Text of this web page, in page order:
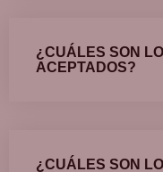
¿CUÁLES SON
ACEPTADOS?
¿CUÁLES SON